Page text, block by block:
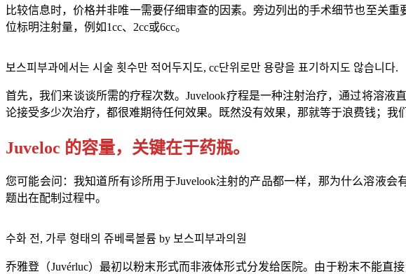
比较信息时，价格并非唯一需要仔细审查的因素。旁边列出的手术细节也至关
位标明注射量，例如1cc、2cc或6cc。
보스피부과에서는 시술 횟수만 적어두지도, cc단위로만 용량을 표기하지도 않습니다.
首先，我们来谈谈所需的疗程次数。Juvelook疗程是一种注射治疗，通过将溶
论接受多少次治疗，都很难期待任何效果。既然没有效果，那就等于浪费钱；我
Juveloc 的容量，关键在于药瓶。
您可能会问：我知道所有诊所用于Juvelook注射的产品都一样，那为什么溶液
题出在配制过程中。
수화 전, 가루 형태의 쥬베룩볼륨 by 보스피부과의원
乔雅登（Juvérluc）最初以粉末形式而非液体形式分发给医院。由于粉末不能